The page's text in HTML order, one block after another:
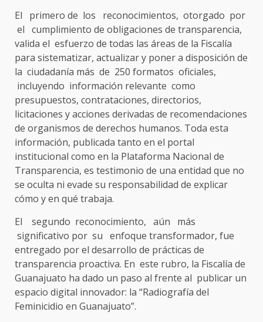
El primero de los reconocimientos, otorgado por
el cumplimiento de obligaciones de transparencia,
valida el esfuerzo de todas las áreas de la Fiscalía
para sistematizar, actualizar y poner a disposición de
la ciudadanía más de 250 formatos oficiales,
incluyendo información relevante como
presupuestos, contrataciones, directorios,
licitaciones y acciones derivadas de recomendaciones
de organismos de derechos humanos. Toda esta
información, publicada tanto en el portal
institucional como en la Plataforma Nacional de
Transparencia, es testimonio de una entidad que no
se oculta ni evade su responsabilidad de explicar
cómo y en qué trabaja.
El segundo reconocimiento, aún más
significativo por su enfoque transformador, fue
entregado por el desarrollo de prácticas de
transparencia proactiva. En este rubro, la Fiscalía de
Guanajuato ha dado un paso al frente al publicar un
espacio digital innovador: la “Radiografía del
Feminicidio en Guanajuato”.